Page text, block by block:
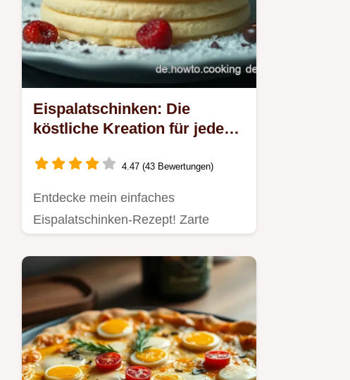
Eispalatschinken: Die
köstliche Kreation für jeden
4.47 (43 Bewertungen)
Entdecke mein einfaches
Eispalatschinken-Rezept! Zarte
perfekt…